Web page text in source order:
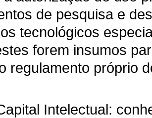
de pesquisa e
tecnológicos
forem insumos
regulamento próprio
Intelectual: